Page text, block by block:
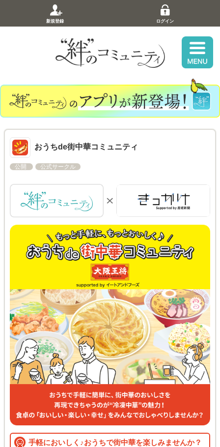
新規登録 ログイン
おうちde街中華コミュニティ
公開 公式サークル
手軽においしく♪おうちで街中華を楽しみませんか？